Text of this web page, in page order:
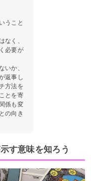
うこと
なく、
必要が
いか、
返事し
方法を
とを寄
係も変
の向き
す意味を知ろう